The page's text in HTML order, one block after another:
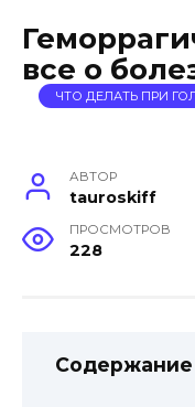
все о
ЧТО ДЕЛАТЬ ПРИ
АВТОР
tauroskiff
ПРОСМОТРОВ
228
Содержание